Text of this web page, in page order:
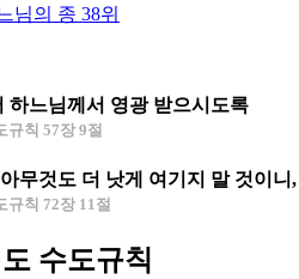
님의 종 38위
하느님께서 영광 받으시도록
규칙 57장 9절
무것도 더 낫게 여기지 말 것이니,
규칙 72장 11절
수도규칙